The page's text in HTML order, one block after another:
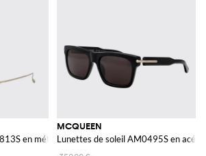
en métal
MCQUEEN
Lunettes de soleil AM0495S en